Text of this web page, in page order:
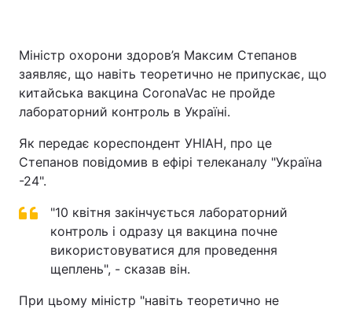
Міністр охорони здоров’я Максим Степанов
заявляє, що навіть теоретично не припускає, що
китайська вакцина CoronaVac не пройде
лабораторний контроль в Україні.
Як передає кореспондент УНІАН, про це
Степанов повідомив в ефірі телеканалу "Україна
-24".
"10 квітня закінчується лабораторний
контроль і одразу ця вакцина почне
використовуватися для проведення
щеплень", - сказав він.
При цьому міністр "навіть теоретично не